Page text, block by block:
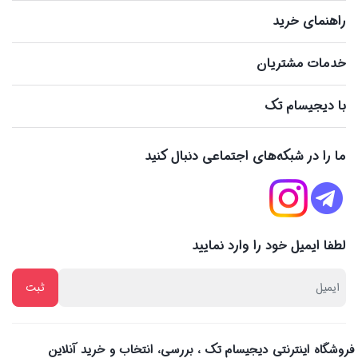
راهنمای خرید
خدمات مشتریان
با دیجیسام تک
ما را در شبکه‌های اجتماعی دنبال کنید
لطفا ایمیل خود را وارد نمایید
فروشگاه اینترنتی دیجیسام تک ، بررسی، انتخاب و خرید آنلاین